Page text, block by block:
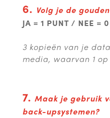
6. Volg je de
JA = 1 PUNT / NEE =
3 kopieën van je
media, waarvan 1
7. Maak je gebruik
back-upsystemen?